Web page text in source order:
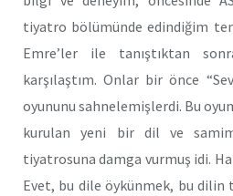
tiyatro bölümünde edindiğim
Emre’ler ile tanıştıktan
karşılaştım. Onlar bir önce
oyununu sahnelemişlerdi. Bu
kurulan yeni bir dil ve
tiyatrosuna damga vurmuş idi.
Evet, bu dile öykünmek, bu dilin